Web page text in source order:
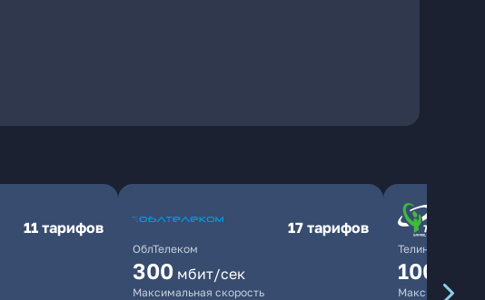
11 тарифов
ОблТелеком
17 тарифов
300 мбит/сек
Максимальная скорость
ТелинКом
1000
Максимальная